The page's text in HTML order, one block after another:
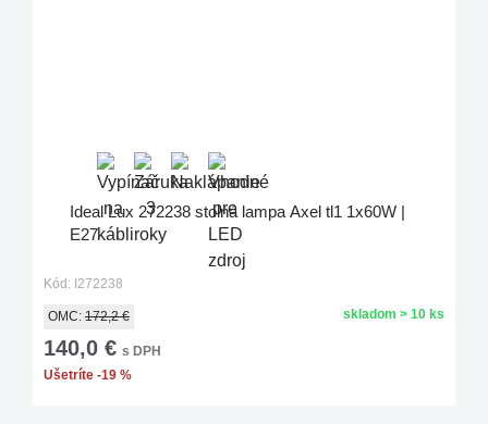
Ideal Lux 272238 stolná lampa Axel tl1 1x60W |
E27
Kód: I272238
OMC: 172,2 €
140,0 € s DPH
Ušetríte -19 %
skladom > 10 ks